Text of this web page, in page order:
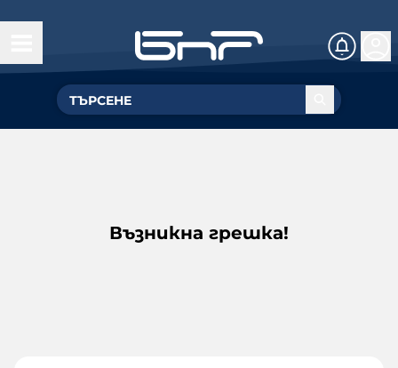
Възникна грешка!